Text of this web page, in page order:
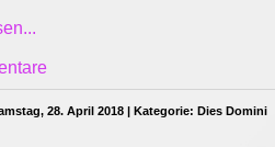
28. April 2018 | Kategorie: Dies Domini